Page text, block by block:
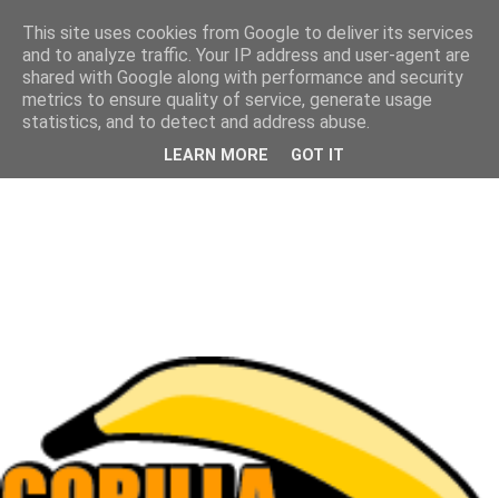
This site uses cookies from Google to deliver its services
and to analyze traffic. Your IP address and user-agent are
shared with Google along with performance and security
metrics to ensure quality of service, generate usage
statistics, and to detect and address abuse.
LEARN MORE GOT IT